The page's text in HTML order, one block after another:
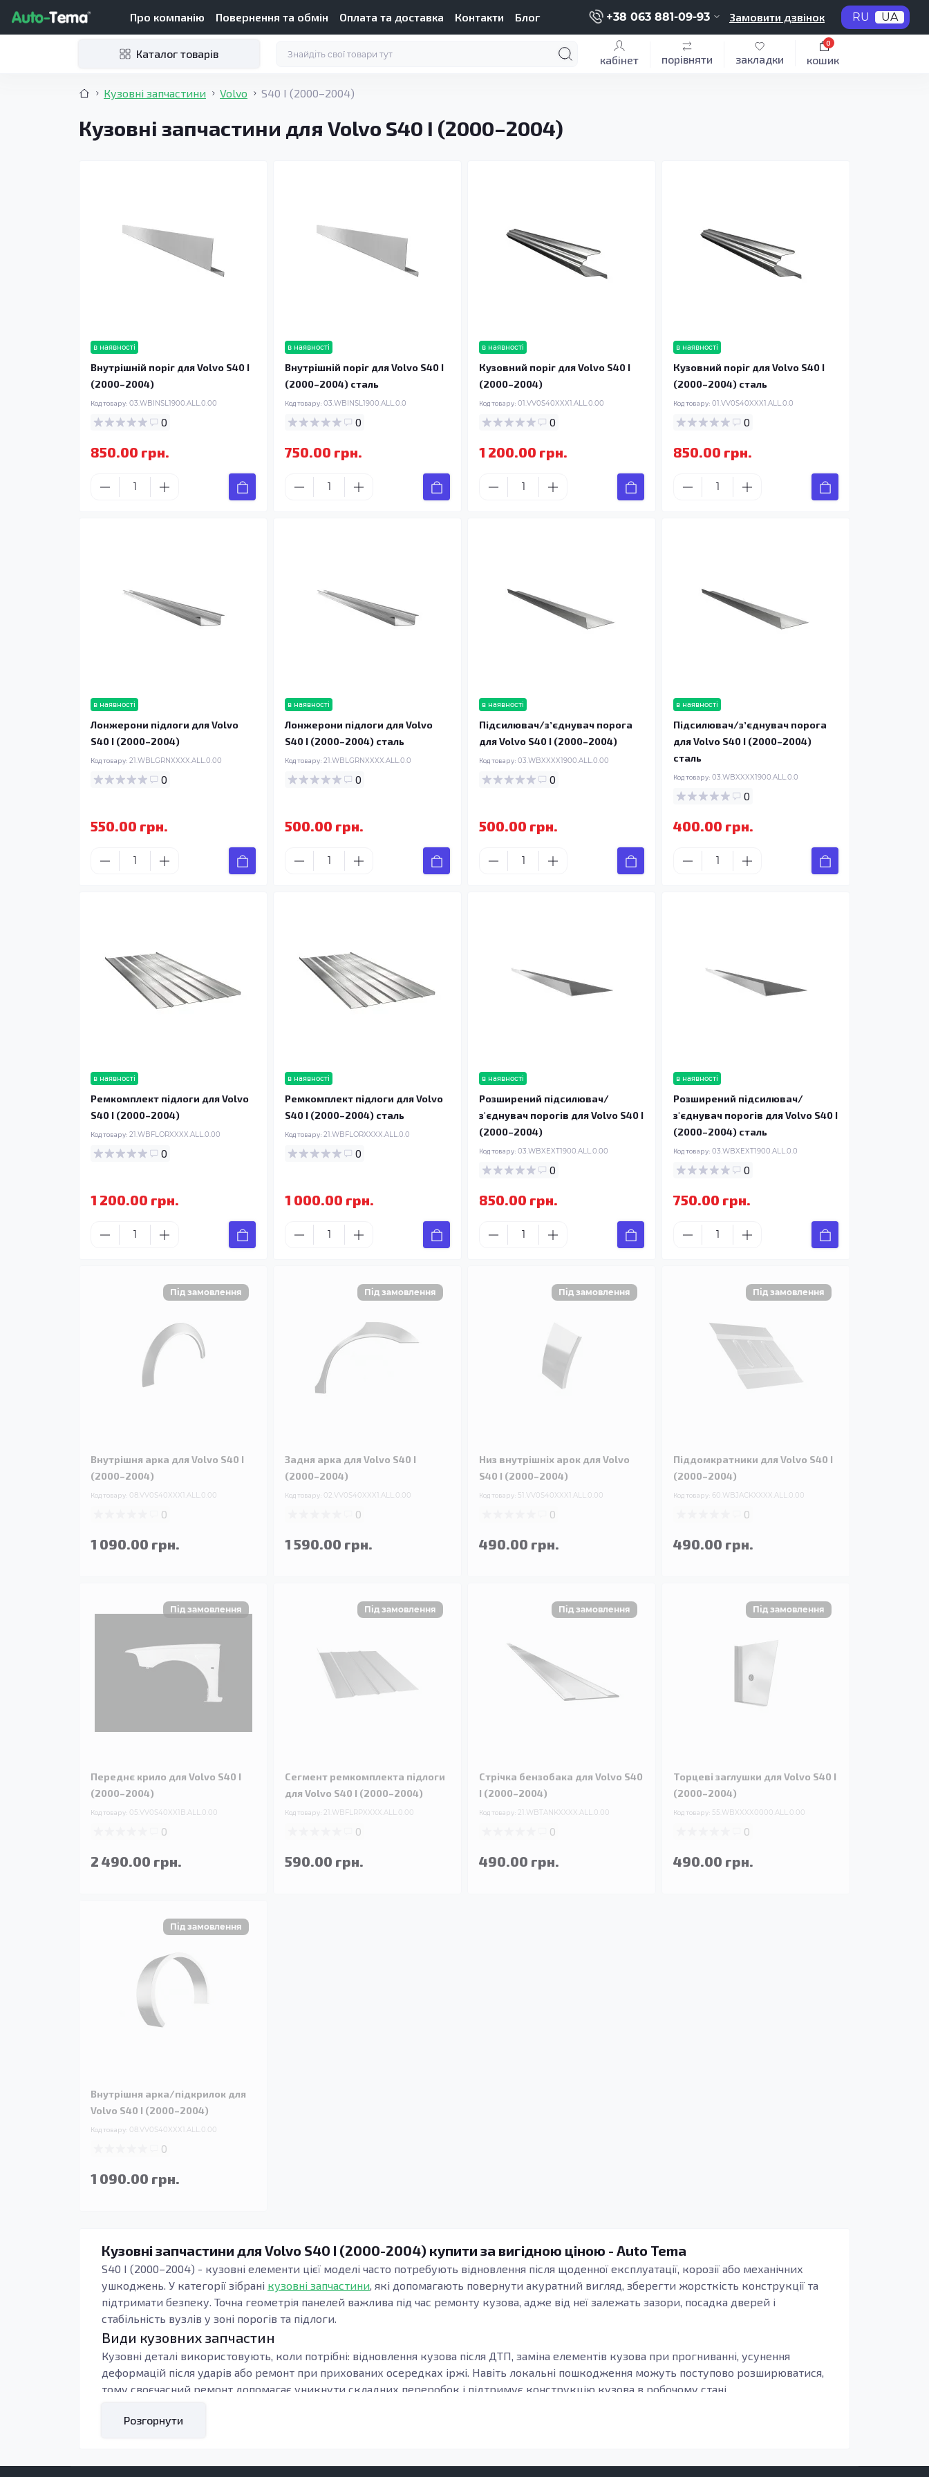
Про компанію Повернення та обмін Оплата та доставка Контакти Блог +38 063 881-09-93 Замовити дзвінок RU UA
Каталог товарів кабінет порівняти закладки кошик
0
Кузовні запчастини Volvo S40 I (2000–2004)
Кузовні запчастини для Volvo S40 I (2000–2004)
в наявності
Внутрішній поріг для Volvo S40 I
(2000–2004)
Код товару: 03.WBINSL1900.ALL.0.00
0
850.00 грн.
в наявності
Внутрішній поріг для Volvo S40 I
(2000–2004) сталь
Код товару: 03.WBINSL1900.ALL.0.0
0
750.00 грн.
в наявності
Кузовний поріг для Volvo S40 I
(2000–2004)
Код товару: 01.VV0S40XXX1.ALL.0.00
0
1 200.00 грн.
в наявності
Кузовний поріг для Volvo S40 I
(2000–2004) сталь
Код товару: 01.VV0S40XXX1.ALL.0.0
0
850.00 грн.
в наявності
Лонжерони підлоги для Volvo
S40 I (2000–2004)
Код товару: 21.WBLGRNXXXX.ALL.0.00
0
550.00 грн.
в наявності
Лонжерони підлоги для Volvo
S40 I (2000–2004) сталь
Код товару: 21.WBLGRNXXXX.ALL.0.0
0
500.00 грн.
в наявності
Підсилювач/зʼєднувач порога
для Volvo S40 I (2000–2004)
Код товару: 03.WBXXXX1900.ALL.0.00
0
500.00 грн.
в наявності
Підсилювач/зʼєднувач порога
для Volvo S40 I (2000–2004)
сталь
Код товару: 03.WBXXXX1900.ALL.0.0
0
400.00 грн.
в наявності
Ремкомплект підлоги для Volvo
S40 I (2000–2004)
Код товару: 21.WBFLORXXXX.ALL.0.00
0
1 200.00 грн.
в наявності
Ремкомплект підлоги для Volvo
S40 I (2000–2004) сталь
Код товару: 21.WBFLORXXXX.ALL.0.0
0
1 000.00 грн.
в наявності
Розширений підсилювач/
з'єднувач порогів для Volvo S40 I
(2000–2004)
Код товару: 03.WBXEXT1900.ALL.0.00
0
850.00 грн.
в наявності
Розширений підсилювач/
з'єднувач порогів для Volvo S40 I
(2000–2004) сталь
Код товару: 03.WBXEXT1900.ALL.0.0
0
750.00 грн.
Внутрішня арка для Volvo S40 I
(2000–2004)
Код товару: 08.VV0S40XXX1.ALL.0.00
0
1 090.00 грн.
Задня арка для Volvo S40 I
(2000–2004)
Код товару: 02.VV0S40XXX1.ALL.0.00
0
1 590.00 грн.
Низ внутрішніх арок для Volvo
S40 I (2000–2004)
Код товару: 51.VV0S40XXX1.ALL.0.00
0
490.00 грн.
Піддомкратники для Volvo S40 I
(2000–2004)
Код товару: 60.WBJACKXXXX.ALL.0.00
0
490.00 грн.
Переднє крило для Volvo S40 I
(2000–2004)
Код товару: 05.VV0S40XX1B.ALL.0.00
0
2 490.00 грн.
Сегмент ремкомплекта підлоги
для Volvo S40 I (2000–2004)
Код товару: 21.WBFLRPXXXX.ALL.0.00
0
590.00 грн.
Стрічка бензобака для Volvo S40
I (2000–2004)
Код товару: 21.WBTANKXXXX.ALL.0.00
0
490.00 грн.
Торцеві заглушки для Volvo S40 I
(2000–2004)
Код товару: 55.WBXXXX0000.ALL.0.00
0
490.00 грн.
Внутрішня арка/підкрилок для
Volvo S40 I (2000–2004)
Код товару: 08.VV0S40XXX1.ALL.0.00
0
1 090.00 грн.
Кузовні запчастини для Volvo S40 I (2000-2004) купити за вигідною ціною - Auto Tema
S40 I (2000–2004) - кузовні елементи цієї моделі часто потребують відновлення після щоденної експлуатації, корозії або механічних
ушкоджень. У категорії зібрані кузовні запчастини, які допомагають повернути акуратний вигляд, зберегти жорсткість конструкції та
підтримати безпеку. Точна геометрія панелей важлива під час ремонту кузова, адже від неї залежать зазори, посадка дверей і
стабільність вузлів у зоні порогів та підлоги.
Види кузовних запчастин
Кузовні деталі використовують, коли потрібні: відновлення кузова після ДТП, заміна елементів кузова при прогниванні, усунення
деформацій після ударів або ремонт при прихованих осередках іржі. Навіть локальні пошкодження можуть поступово розширюватися,
тому своєчасний ремонт допомагає уникнути складних переробок і підтримує конструкцію кузова в робочому стані.
Під час підбору орієнтуються на тип кузова, модифікацію та місце встановлення елемента. Важливо, щоб деталь повторювала заводські
Кому підходять ці запчастини
Розгорнути